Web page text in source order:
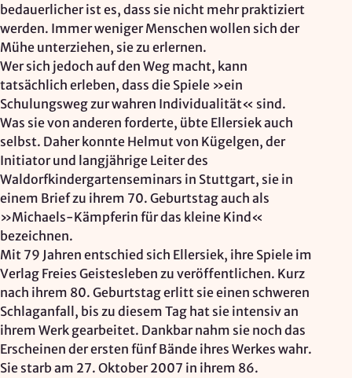
bedauerlicher ist es, dass sie nicht mehr praktiziert
werden. Immer weniger Menschen wollen sich der
Mühe unterziehen, sie zu erlernen.
Wer sich jedoch auf den Weg macht, kann
tatsächlich erleben, dass die Spiele »ein
Schulungsweg zur wahren Individualität« sind.
Was sie von anderen forderte, übte Ellersiek auch
selbst. Daher konnte Helmut von Kügelgen, der
Initiator und langjährige Leiter des
Waldorfkindergartenseminars in Stuttgart, sie in
einem Brief zu ihrem 70. Geburtstag auch als
»Michaels-Kämpferin für das kleine Kind«
bezeichnen.
Mit 79 Jahren entschied sich Ellersiek, ihre Spiele im
Verlag Freies Geistesleben zu veröffentlichen. Kurz
nach ihrem 80. Geburtstag erlitt sie einen schweren
Schlaganfall, bis zu diesem Tag hat sie intensiv an
ihrem Werk gearbeitet. Dankbar nahm sie noch das
Erscheinen der ersten fünf Bände ihres Werkes wahr.
Sie starb am 27. Oktober 2007 in ihrem 86.